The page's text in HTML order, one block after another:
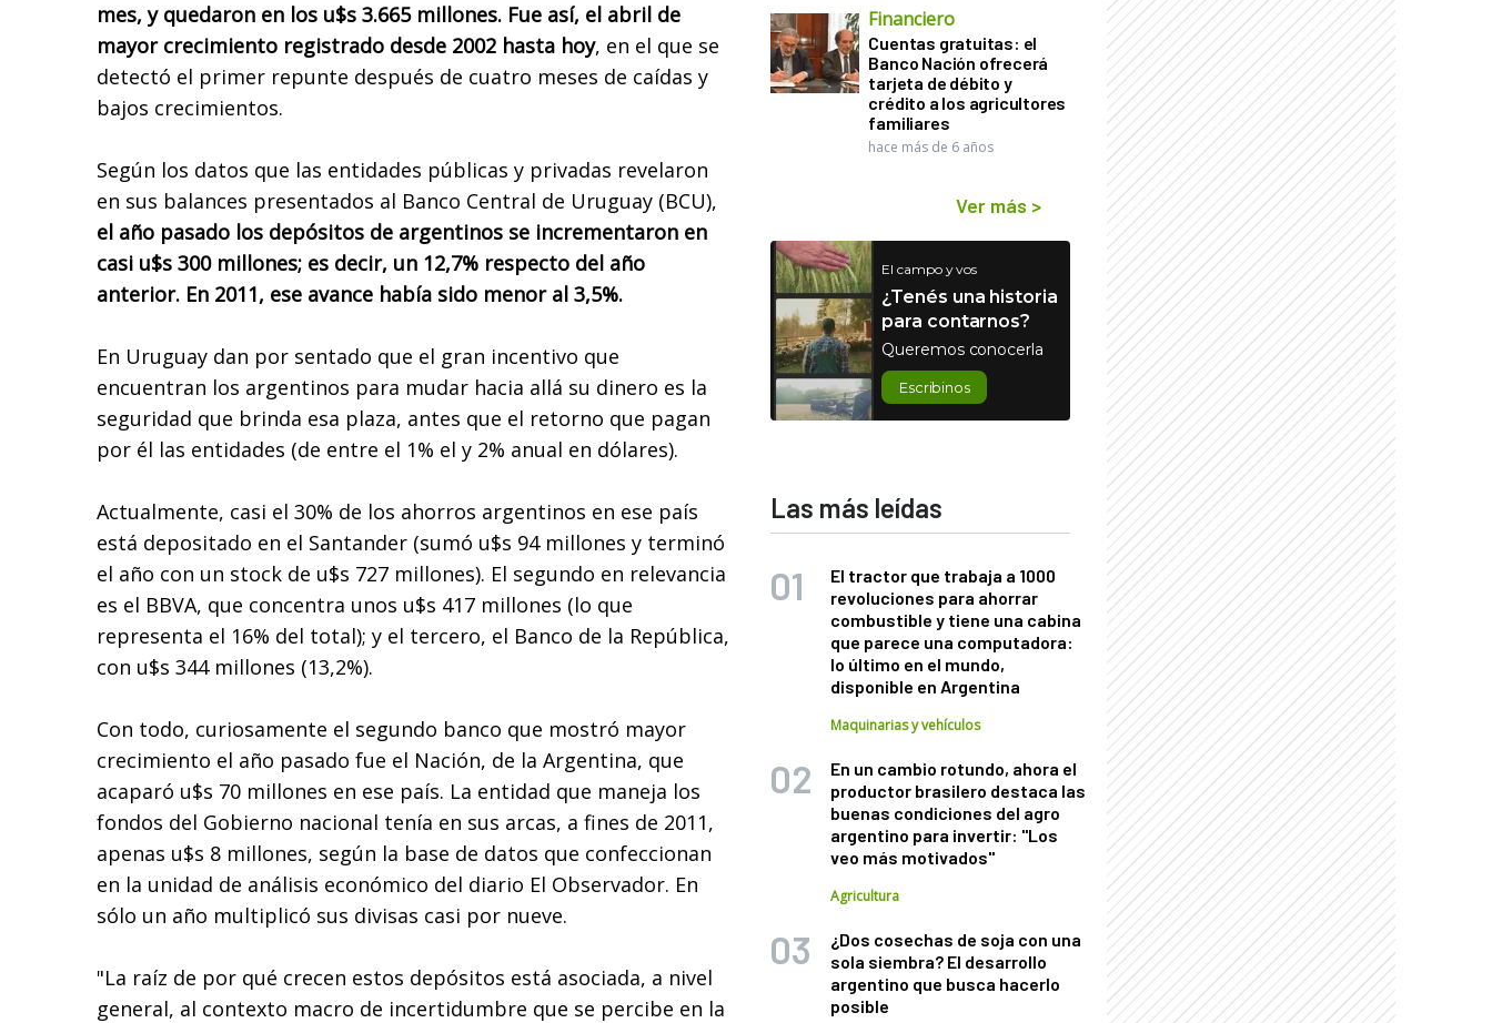
mes, y quedaron en los u$s 3.665 millones. Fue así, el abril de
mayor crecimiento registrado desde 2002 hasta hoy, en el que se
detectó el primer repunte después de cuatro meses de caídas y
bajos crecimientos.
Según los datos que las entidades públicas y privadas revelaron
en sus balances presentados al Banco Central de Uruguay (BCU),
el año pasado los depósitos de argentinos se incrementaron en
casi u$s 300 millones; es decir, un 12,7% respecto del año
anterior. En 2011, ese avance había sido menor al 3,5%.
En Uruguay dan por sentado que el gran incentivo que
encuentran los argentinos para mudar hacia allá su dinero es la
seguridad que brinda esa plaza, antes que el retorno que pagan
por él las entidades (de entre el 1% el y 2% anual en dólares).
Actualmente, casi el 30% de los ahorros argentinos en ese país
está depositado en el Santander (sumó u$s 94 millones y terminó
el año con un stock de u$s 727 millones). El segundo en relevancia
es el BBVA, que concentra unos u$s 417 millones (lo que
representa el 16% del total); y el tercero, el Banco de la República,
con u$s 344 millones (13,2%).
Con todo, curiosamente el segundo banco que mostró mayor
crecimiento el año pasado fue el Nación, de la Argentina, que
acaparó u$s 70 millones en ese país. La entidad que maneja los
fondos del Gobierno nacional tenía en sus arcas, a fines de 2011,
apenas u$s 8 millones, según la base de datos que confeccionan
en la unidad de análisis económico del diario El Observador. En
sólo un año multiplicó sus divisas casi por nueve.
"La raíz de por qué crecen estos depósitos está asociada, a nivel
general, al contexto macro de incertidumbre que se percibe en la
Financiero
Cuentas gratuitas: el
Banco Nación ofrecerá
tarjeta de débito y
crédito a los agricultores
familiares
hace más de 6 años
Ver más >
El campo y vos
¿Tenés una historia
para contarnos?
Queremos conocerla
Escribinos
Las más leídas
El tractor que trabaja a 1000
revoluciones para ahorrar
combustible y tiene una cabina
que parece una computadora:
lo último en el mundo,
disponible en Argentina
Maquinarias y vehículos
En un cambio rotundo, ahora el
productor brasilero destaca las
buenas condiciones del agro
argentino para invertir: "Los
veo más motivados"
Agricultura
¿Dos cosechas de soja con una
sola siembra? El desarrollo
argentino que busca hacerlo
posible